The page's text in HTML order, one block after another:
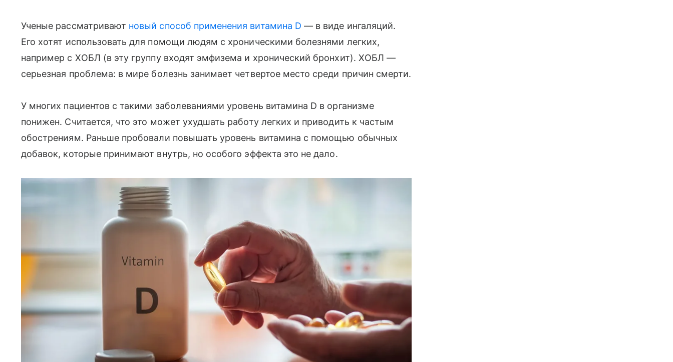
Ученые рассматривают новый способ применения витамина D — в виде ингаляций.
Его хотят использовать для помощи людям с хроническими болезнями легких,
например с ХОБЛ (в эту группу входят эмфизема и хронический бронхит). ХОБЛ —
серьезная проблема: в мире болезнь занимает четвертое место среди причин смерти.
У многих пациентов с такими заболеваниями уровень витамина D в организме
понижен. Считается, что это может ухудшать работу легких и приводить к частым
обострениям. Раньше пробовали повышать уровень витамина с помощью обычных
добавок, которые принимают внутрь, но особого эффекта это не дало.